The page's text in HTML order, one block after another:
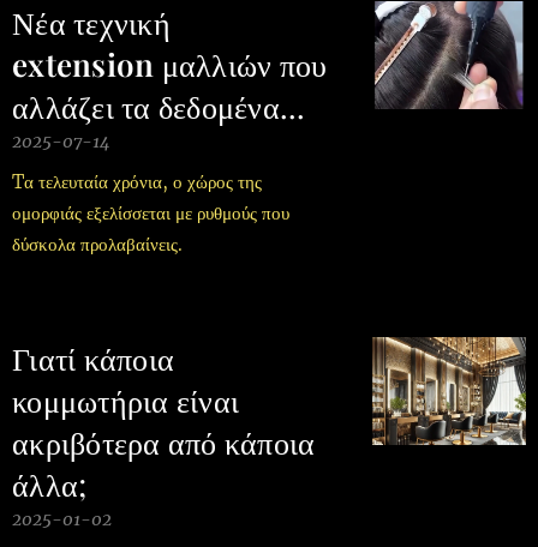
Νέα τεχνική
extension μαλλιών που
αλλάζει τα δεδομένα...
2025-07-14
Tα τελευταία χρόνια, ο χώρος της
ομορφιάς εξελίσσεται με ρυθμούς που
δύσκολα προλαβαίνεις.
Γιατί κάποια
κομμωτήρια είναι
ακριβότερα από κάποια
άλλα;
2025-01-02